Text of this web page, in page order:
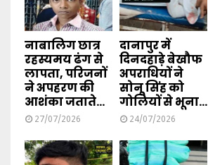
नाबालिग छात्र
रहस्यमय ढंग से
लापता, परिजनों
ने अपहरण की
आशंका जताते...
27/07/2026
दानापुर में
दिनदहाड़े बेखौफ
अपराधियों ने
सोनू सिंह को
गोलियों से भूना...
24/07/2026